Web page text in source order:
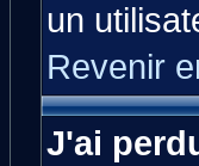
un
Revenir
J'ai